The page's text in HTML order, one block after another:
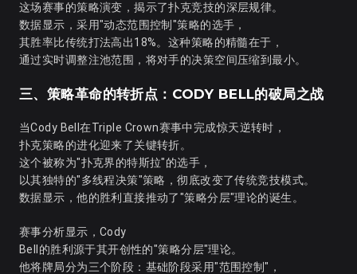
这场赛事的策略演变，揭示了扑克竞技的深层规律。
数据显示，采用"动态范围控制"策略的选手，
其胜率比传统打法高出18%。这种策略的精髓在于，
通过实时调整注池范围，将对手的决策空间压缩到最小。
三、策略革命的转折点：CODY BELL的破局之战
当Cody Bell在Triple Crown赛事中完成惊天逆转时，
扑克策略的进化迎来了关键转折。
这个被称为"扑克界的特斯拉"的选手，
以其独特的"多线程决策"策略，彻底改变了传统竞技模式。
数据显示，他的胜利直接推动了"策略分层"理论的诞生。
赛事分析显示，Cody
Bell的胜利源于其开创性的"策略分层"理论。
他将牌局分为三个阶段：基础阶段采用"范围控制"，